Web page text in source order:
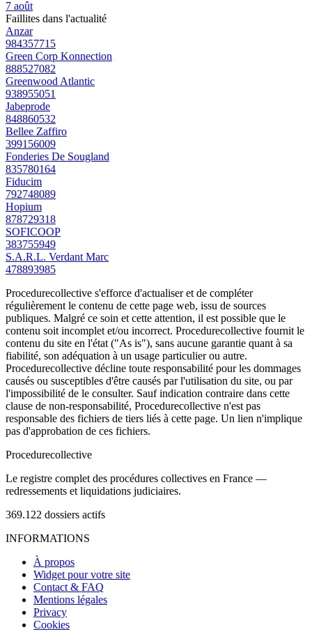
7 août
Faillites dans l'actualité
Anzar
984357715
Green Corp Konnection
888527082
Greenwood Atlantic
938955051
Jabeprode
848860532
Bellee Zaffiro
399156009
Fonderies De Sougland
835780164
Fiducim
792748089
Hopium
878729318
SOFICOOP
383755949
S.A.R.L. Verdant Marc
478893985
Procedurecollective s'efforce d'actualiser et de compléter
régulièrement le contenu de cette page web, issu de sources
publiques. Malgré ce soin et cette attention, il est possible que le
contenu soit incomplet et/ou incorrect. Procedurecollective fournit le
contenu du site en l'état ("As is"), sans aucune garantie quant à sa
fiabilité, son adéquation à un usage particulier ou autre.
Procedurecollective décline toute responsabilité pour les dommages
causés ou susceptibles d'être causés par l'utilisation du site, ou par
l'impossibilité de le consulter. Sauf indication contraire dans cette
clause de non-responsabilité, Procedurecollective n'est pas
responsable des fichiers de tiers liés à cette page. Un lien n'implique
pas d'approbation de ces fichiers.
Procedurecollective
Le registre complet des procédures collectives en France —
redressements et liquidations judiciaires.
369.122 dossiers actifs
INFORMATIONS
À propos
Widget pour votre site
Contact & FAQ
Mentions légales
Privacy
Cookies